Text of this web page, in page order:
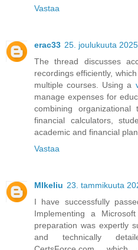
Vastaa
erac33 25. joulukuuta
The thread discusses
recordings efficiently,
multiple courses. Using a
manage expenses for
combining
financial calculators,
academic and financial
Vastaa
MIkeliu 23. tammikuuta
I have successfully
Implementing a
preparation was expertly
and technically